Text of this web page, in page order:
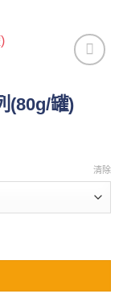
wishlist
(80g/罐)
清除